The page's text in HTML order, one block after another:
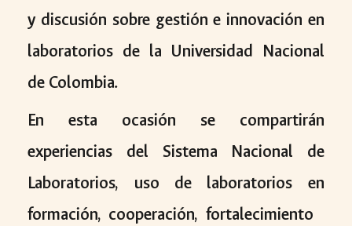
y discusión sobre gestión e innovación en
laboratorios de la Universidad Nacional
de Colombia.
En esta ocasión se compartirán
experiencias del Sistema Nacional de
Laboratorios, uso de laboratorios en
formación, cooperación, fortalecimiento